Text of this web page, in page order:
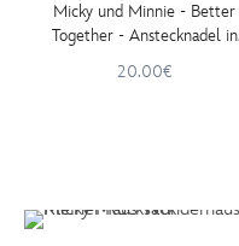
Micky und Minnie - Better
Together - Anstecknadel in
20.00€